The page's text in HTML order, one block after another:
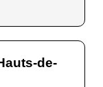
de-